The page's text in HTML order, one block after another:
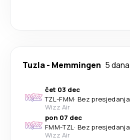
Tuzla- Memmingen 5 dana
čet 03 dec
TZL-FMM· Bez presjedanja
Wizz Air
pon 07 dec
FMM-TZL· Bez presjedanja
Wizz Air